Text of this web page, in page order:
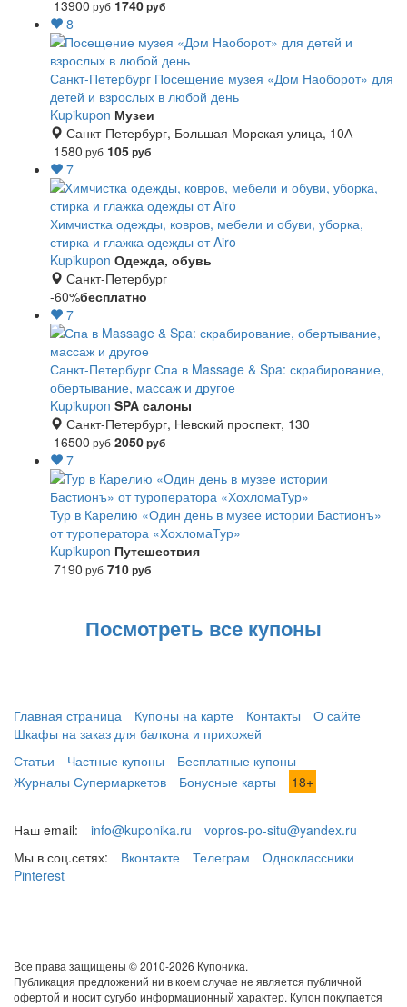
13900 руб 1740руб
8
Санкт-Петербург Посещение музея «Дом Наоборот» для
детей и взрослых в любой день
Kupikupon Музеи
Санкт-Петербург, Большая Морская улица, 10А
1580 руб 105руб
7
Химчистка одежды, ковров, мебели и обуви, уборка,
стирка и глажка одежды от Airo
Kupikupon Одежда, обувь
Санкт-Петербург
-60%бесплатно
7
Санкт-Петербург Спа в Massage & Spa: скрабирование,
обертывание, массаж и другое
Kupikupon SPA салоны
Санкт-Петербург, Невский проспект, 130
16500 руб 2050руб
7
Тур в Карелию «Один день в музее истории Бастионъ»
от туроператора «ХохломаТур»
Kupikupon Путешествия
7190 руб 710руб
Посмотреть все купоны
Главная страница Купоны на карте Контакты
О сайте
Шкафы на заказ для балкона и прихожей
Статьи
Частные купоны
Бесплатные купоны
Журналы Супермаркетов
Бонусные карты 18+
Наш email: info@kuponika.ru
vopros-po-situ@yandex.ru
Мы в соц.сетях:
Вконтакте Телеграм
Одноклассники
Pinterest
Все права защищены © 2010-2026 Купоника.
Публикация предложений ни в коем случае не является публичной
офертой и носит сугубо информационный характер. Купон покупается